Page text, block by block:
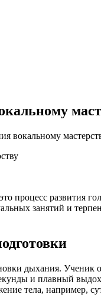
вокальному
процесс развития
занятий и
дыхания. Ученик
и плавный выдох
тела, например,